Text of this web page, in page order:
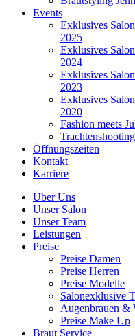
Events
Exklusives
2025
Exklusives
2024
Exklusives
2023
Exklusives
2020
Fashion meets
Öffnungszeiten
Kontakt
Karriere
Über Uns
Unser Salon
Unser Team
Leistungen
Preise
Preise Damen
Preise Herren
Preise Modelle
Salonexklusive
Augenbrauen &
Preise Make Up
Braut Service